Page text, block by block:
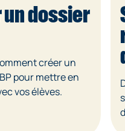
dossier
créer un
pour mettre en
vos élèves.